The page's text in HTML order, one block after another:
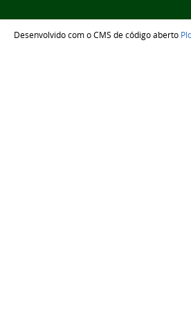
Desenvolvido com o CMS de código aberto